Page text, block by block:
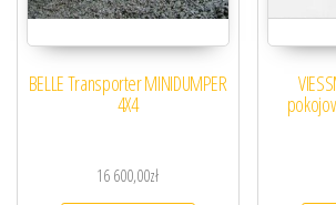
BELLE Transporter MINIDUMPER
4X4
16 600,00zł